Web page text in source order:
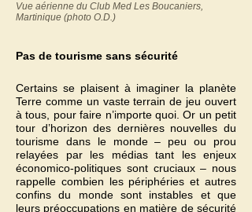
Vue aérienne du Club Med Les Boucaniers,
Martinique (photo O.D.)
Pas de tourisme sans sécurité
Certains se plaisent à imaginer la planète
Terre comme un vaste terrain de jeu ouvert
à tous, pour faire n’importe quoi. Or un petit
tour d’horizon des dernières nouvelles du
tourisme dans le monde – peu ou prou
relayées par les médias tant les enjeux
économico-politiques sont cruciaux – nous
rappelle combien les périphéries et autres
confins du monde sont instables et que
leurs préoccupations en matière de sécurité